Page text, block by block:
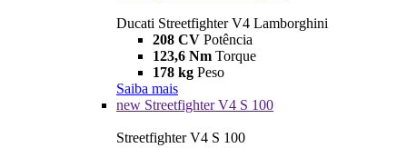
Ducati Streetfighter V4 Lamborghini
208 CV Potência
123,6 Nm Torque
178 kg Peso
Saiba mais
new Streetfighter V4 S 100
Streetfighter V4 S 100